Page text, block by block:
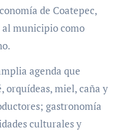
de Coatepec,
municipio como
agenda que
orquídeas, miel, caña y
gastronomía
culturales y